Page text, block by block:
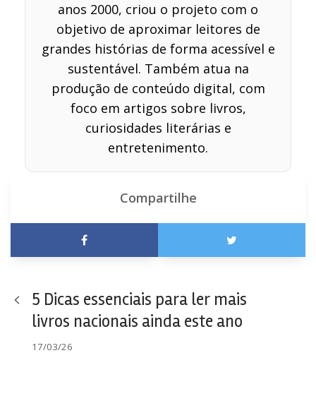
anos 2000, criou o projeto com o
objetivo de aproximar leitores de
grandes histórias de forma acessível e
sustentável. Também atua na
produção de conteúdo digital, com
foco em artigos sobre livros,
curiosidades literárias e
entretenimento.
Compartilhe
5 Dicas essenciais para ler mais
livros nacionais ainda este ano
17/03/26